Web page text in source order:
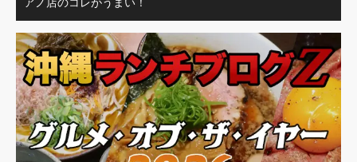
アノ店のコレがうまい！